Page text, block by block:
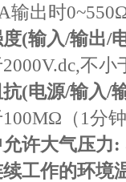
输出时0~550
(输入/输出/
2000V.dc,不小
(电源/输入/
100MΩ（ 1分
许大气压力:
续工作的环境